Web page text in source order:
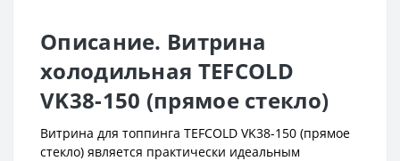
Описание. Витрина
холодильная TEFCOLD
VK38-150 (прямое стекло)
Витрина для топпинга TEFCOLD VK38-150 (прямое
стекло) является практически идеальным